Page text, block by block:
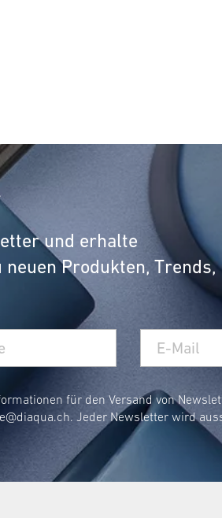
und erhalte
Produkten, Trends,
für den Versand von
. Jeder Newsletter wird